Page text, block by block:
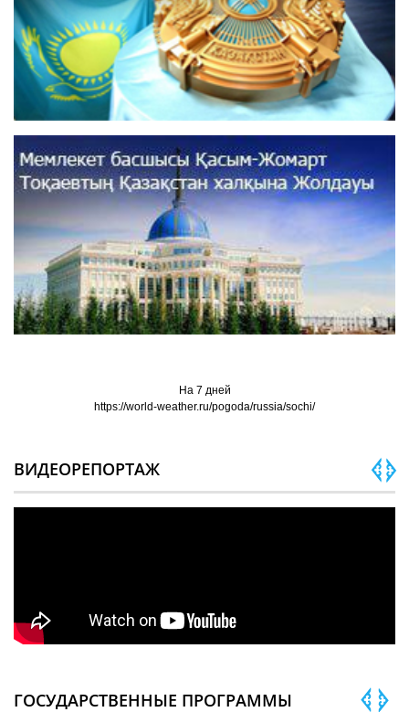
На 7 дней
https://world-weather.ru/pogoda/russia/sochi/
ВИДЕОРЕПОРТАЖ
ГОСУДАРСТВЕННЫЕ ПРОГРАММЫ